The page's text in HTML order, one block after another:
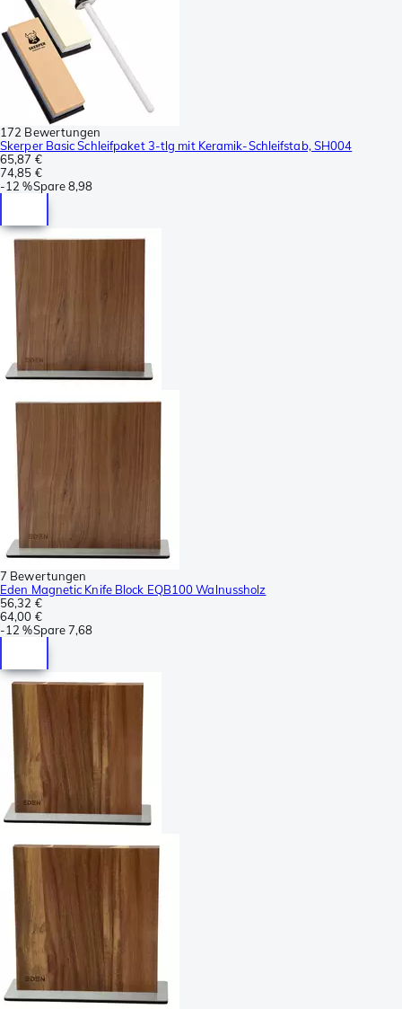
172 Bewertungen
Skerper Basic Schleifpaket 3-tlg mit Keramik-Schleifstab, SH004
65,87 €
74,85 €
-12 %Spare8,98
7 Bewertungen
Eden Magnetic Knife Block EQB100 Walnussholz
56,32 €
64,00 €
-12 %Spare7,68